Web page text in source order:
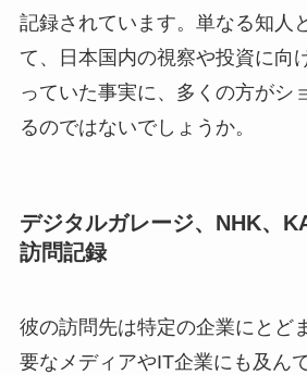
記録されています。単なる知人
て、日本国内の視察や投資に向
っていた事実に、多くの方がシ
るのではないでしょうか。
デジタルガレージ、NHK、
訪問記録
彼の訪問先は特定の企業にとど
要なメディアやIT企業にも及ん